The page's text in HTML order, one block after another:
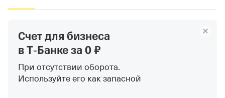
Счет для бизнеса
в Т‑Банкеза 0 ₽
При отсутствии оборота.
Используйте его как запасной